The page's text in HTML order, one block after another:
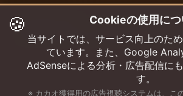
2025年8月12日
今日は、燃えるような情熱と成長のエネ
🍪 Cookieの使用につ
当サイトでは、サービス向上のた
ています。また、Google
AdSenseによる分析・広告配信に
す。
※ カカオ獲得用の広告視聴システムは、こ